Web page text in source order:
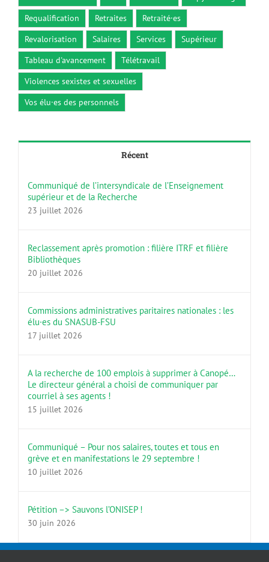
Requalification
Retraites
Retraité·es
Revalorisation
Salaires Services
Supérieur
Tableau d'avancement
Télétravail
Violences sexistes et sexuelles
Vos élu·es des personnels
Récent
Communiqué de l’intersyndicale de l’Enseignement
supérieur et de la Recherche
23 juillet 2026
Reclassement après promotion : filière ITRF et filière
Bibliothèques
20 juillet 2026
Commissions administratives paritaires nationales : les
élu·es du SNASUB-FSU
17 juillet 2026
A la recherche de 100 emplois à supprimer à Canopé…
Le directeur général a choisi de communiquer par
courriel à ses agents !
15 juillet 2026
Communiqué – Pour nos salaires, toutes et tous en
grève et en manifestations le 29 septembre !
10 juillet 2026
Pétition –> Sauvons l’ONISEP !
30 juin 2026